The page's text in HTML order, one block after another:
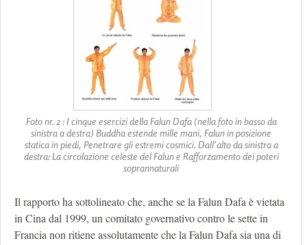
Foto nr. 2 : I cinque esercizi della Falun Dafa (nella foto in basso da
sinistra a destra) Buddha estende mille mani, Falun in posizione
statica in piedi, Penetrare gli estremi cosmici. Dall’alto da sinistra a
destra: La circolazione celeste del Falun e Rafforzamento dei poteri
soprannaturali
Il rapporto ha sottolineato che, anche se la Falun Dafa è vietata
in Cina dal 1999, un comitato governativo contro le sette in
Francia non ritiene assolutamente che la Falun Dafa sia una di